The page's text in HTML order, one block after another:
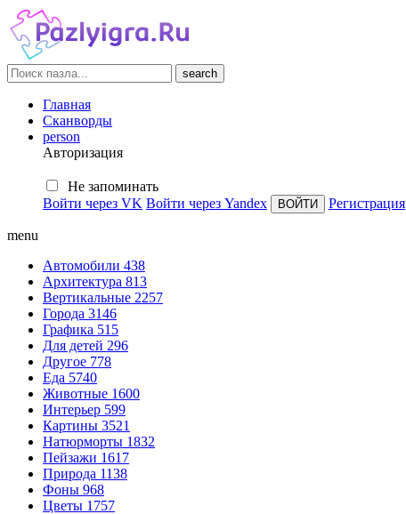
search
Главная
Сканворды
person
Авторизация
Не запоминать
Войти через VK Войти через Yandex Регистрация
menu
Автомобили 438
Архитектура 813
Вертикальные 2257
Города 3146
Графика 515
Для детей 296
Другое 778
Еда 5740
Животные 1600
Интерьер 599
Картины 3521
Натюрморты 1832
Пейзажи 1617
Природа 1138
Фоны 968
Цветы 1757